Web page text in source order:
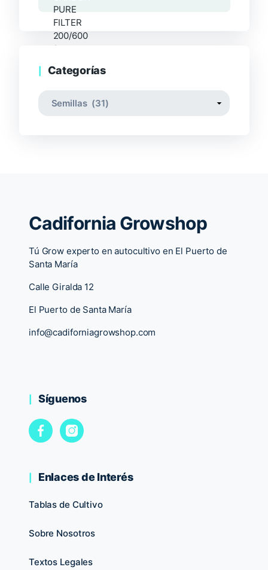
Categorías
Cadifornia Growshop
Tú Grow experto en autocultivo en El Puerto de
Santa María
Calle Giralda 12
El Puerto de Santa María
info@cadiforniagrowshop.com
Síguenos
Enlaces de Interés
Tablas de Cultivo
Sobre Nosotros
Textos Legales